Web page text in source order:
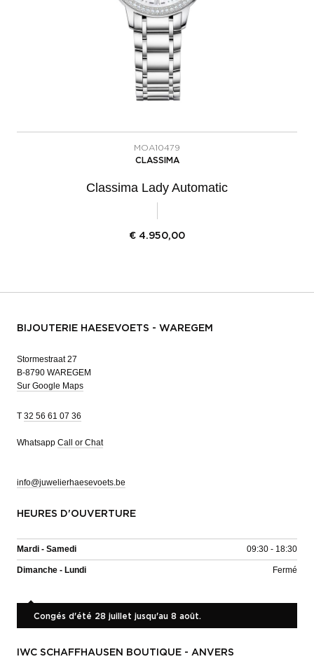
MOA10479
CLASSIMA
Classima Lady Automatic
€ 4.950,00
BIJOUTERIE HAESEVOETS - WAREGEM
Stormestraat 27
B-8790 WAREGEM
Sur Google Maps
T 32 56 61 07 36
Whatsapp Call or Chat
info@juwelierhaesevoets.be
HEURES D'OUVERTURE
Mardi - Samedi 09:30 - 18:30
Dimanche - Lundi Fermé
Congés d'été 28 juillet jusqu'au 8 août.
IWC SCHAFFHAUSEN BOUTIQUE - ANVERS